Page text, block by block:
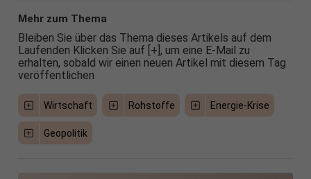
Mehr zum Thema
Bleiben Sie über das Thema dieses Artikels auf dem
Laufenden Klicken Sie auf [+], um eine E-Mail zu
erhalten, sobald wir einen neuen Artikel mit diesem Tag
veröffentlichen
Wirtschaft Rohstoffe Energie-Krise
Geopolitik